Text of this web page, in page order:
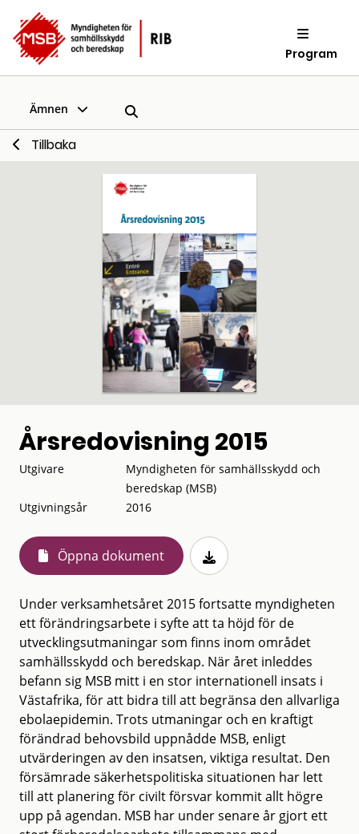
Program
Ämnen
Tillbaka
Årsredovisning 2015
Utgivare
Myndigheten för samhällsskydd och
beredskap (MSB)
Utgivningsår
2016
Öppna dokument
Under verksamhetsåret 2015 fortsatte myndigheten
ett förändringsarbete i syfte att ta höjd för de
utvecklingsutmaningar som finns inom området
samhällsskydd och beredskap. När året inleddes
befann sig MSB mitt i en stor internationell insats i
Västafrika, för att bidra till att begränsa den allvarliga
ebolaepidemin. Trots utmaningar och en kraftigt
förändrad behovsbild uppnådde MSB, enligt
utvärderingen av den insatsen, viktiga resultat. Den
försämrade säkerhetspolitiska situationen har lett
till att planering för civilt försvar kommit allt högre
upp på agendan. MSB har under senare år gjort ett